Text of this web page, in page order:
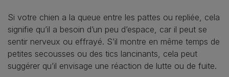
Si votre chien a la queue entre les pattes ou repliée, cela
signifie qu’il a besoin d’un peu d’espace, car il peut se
sentir nerveux ou effrayé. S’il montre en même temps de
petites secousses ou des tics lancinants, cela peut
suggérer qu’il envisage une réaction de lutte ou de fuite.